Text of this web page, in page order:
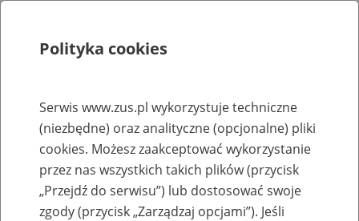
Rejestry, ewidencje i archiwa
Baza zlikwidowanych lub
przekształconych zakładów pracy
Polityka cookies
Serwis www.zus.pl wykorzystuje techniczne
(niezbędne) oraz analityczne (opcjonalne) pliki
cookies. Możesz zaakceptować wykorzystanie
przez nas wszystkich takich plików (przycisk
„Przejdź do serwisu”) lub dostosować swoje
zgody (przycisk „Zarządzaj opcjami”). Jeśli